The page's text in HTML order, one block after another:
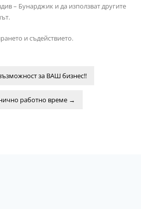
– Бунарджик и да използват другите
и съдействието.
за ВАШ бизнес!!
работно време →